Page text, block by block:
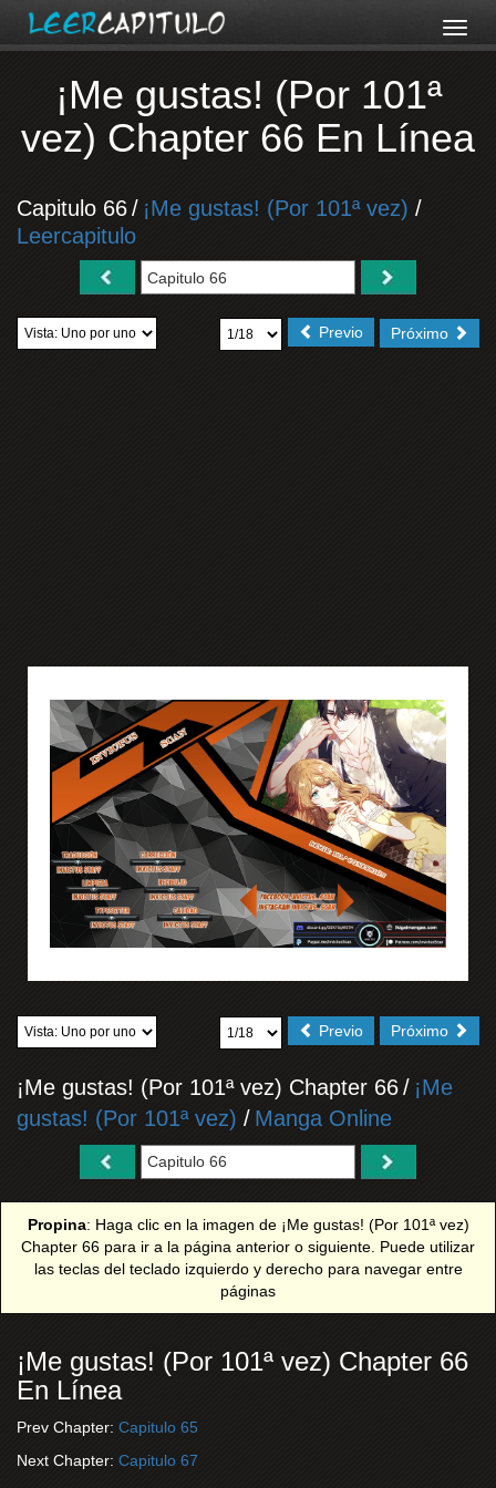
¡Me gustas! (Por 101ª
vez) Chapter 66 En Línea
Capitulo 66/ ¡Me gustas! (Por 101ª vez) /
Leercapitulo
Próximo
Previo
Próximo
Previo
¡Me gustas! (Por 101ª vez) Chapter 66/ ¡Me
gustas! (Por 101ª vez) / Manga Online
Propina: Haga clic en la imagen de ¡Me gustas! (Por 101ª vez)
Chapter 66 para ir a la página anterior o siguiente. Puede utilizar
las teclas del teclado izquierdo y derecho para navegar entre
páginas
¡Me gustas! (Por 101ª vez) Chapter 66
En Línea
Prev Chapter: Capitulo 65
Next Chapter: Capitulo 67